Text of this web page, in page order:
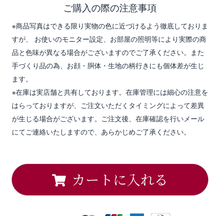
ご購入の際の注意事項
※商品写真はできる限り実物の色に近づけるよう徹底しておりま
すが、 お使いのモニター設定、お部屋の照明等により実際の商
品と色味が異なる場合がございますのでご了承ください。また
手づくり品の為、お顔・胴体・生地の柄行きにも個体差が生じ
ます。
※在庫は実店舗と共有しております。在庫管理には細心の注意を
はらっておりますが、ご注文いただくタイミングによって差異
が生じる場合がございます。ご注文後、在庫確認を行いメール
にてご連絡いたしますので、あらかじめご了承ください。
カートに入れる